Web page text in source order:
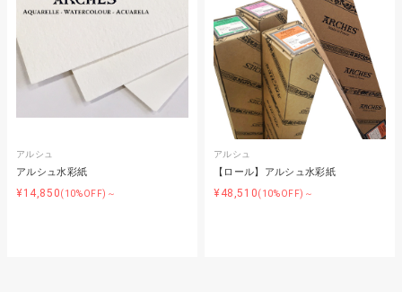
アルシュ
アルシュ水彩紙
¥14,850(10%OFF)～
アルシュ
【ロール】アルシュ水彩紙
¥48,510(10%OFF)～